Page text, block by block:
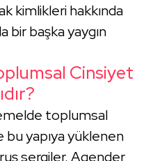
kimlikleri hakkında
bir başka yaygın
Cinsiyet
toplumsal
bu yapıya yüklenen
sergiler. Agender